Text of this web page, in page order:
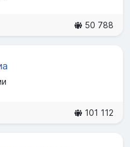
50 788
101 112